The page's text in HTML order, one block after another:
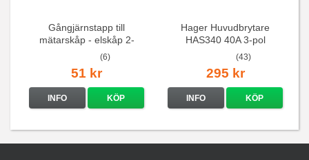
Gångjärnstapp till
mätarskåp - elskåp 2-
(6)
51 kr
INFO KÖP
Hager Huvudbrytare
HAS340 40A 3-pol
(43)
295 kr
INFO KÖP